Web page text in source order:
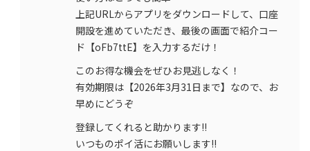
上記URLからアプリをダウンロードして、口座
開設を進めていただき、最後の画面で紹介コー
ド【oFb7ttE】を入力するだけ！
このお得な機会をぜひお見逃しなく！
有効期限は【2026年3月31日まで】なので、お
早めにどうぞ
登録してくれると助かります!!
いつものポイ活にお願いします!!